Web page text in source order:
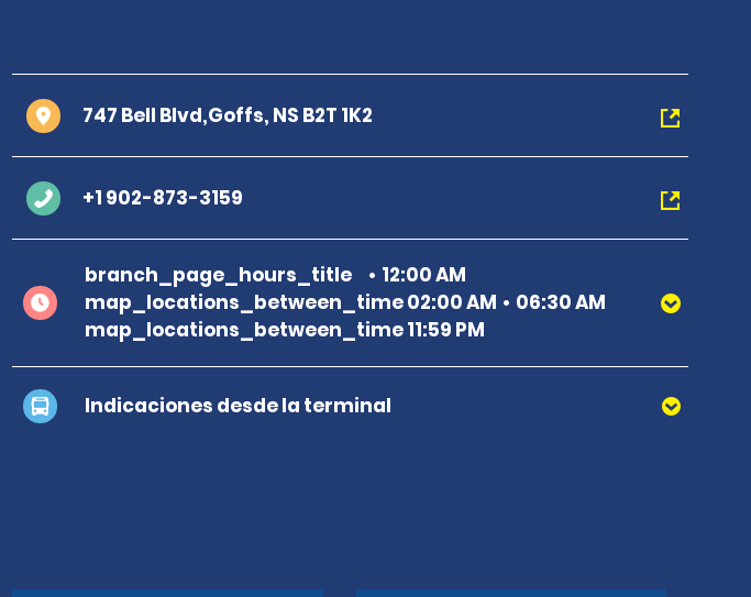
747 Bell Blvd,Goffs, NS B2T 1K2
+1 902-873-3159
branch_page_hours_title
12:00 AM
map_locations_between_time 02:00 AM
06:30 AM
map_locations_between_time 11:59 PM
Indicaciones desde la terminal